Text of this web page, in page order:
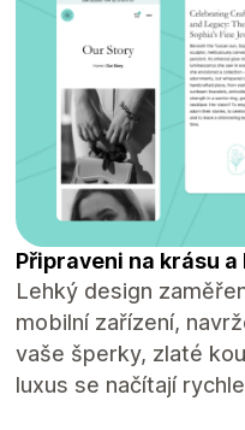
Připraveni na krásu a
Lehký design
mobilní zařízení,
vaše šperky, zlaté
luxus se načítají